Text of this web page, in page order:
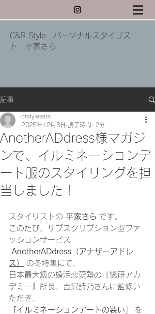
C&R Style パーソナルスタイリス
ト 平家さら
記事
AnotherADdress様マガジ
ンで、イルミネーションデ
ート服のスタイリングを担
当しました！
crstylesara
2025年12月3日 読了時間: 2分
スタイリストの 平家さら です。
このたび、サブスクリプション型ファ
ッションサービス
AnotherADdress（アナザーアドレ
ス）
の冬特集にて、
日本最大級の婚活恋愛塾の『総研アカ
デミー』所長、吉沢詩乃さんに監修い
ただき、
「イルミネーションデートの装い」
を